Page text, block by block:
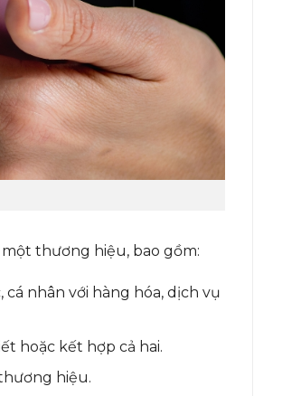
thương hiệu, bao gồm:
nhân với hàng hóa, dịch vụ
hoặc kết hợp cả hai.
hiệu.